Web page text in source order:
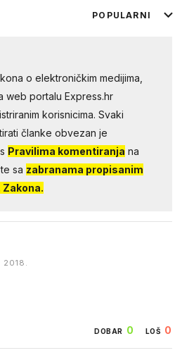
POPULARNI
o elektroničkim medijima,
web portalu Express.hr
korisnicima. Svaki
članke obvezan je
Pravilima komentiranja na
sa zabranama propisanim
DOBAR 0 LOŠ 0